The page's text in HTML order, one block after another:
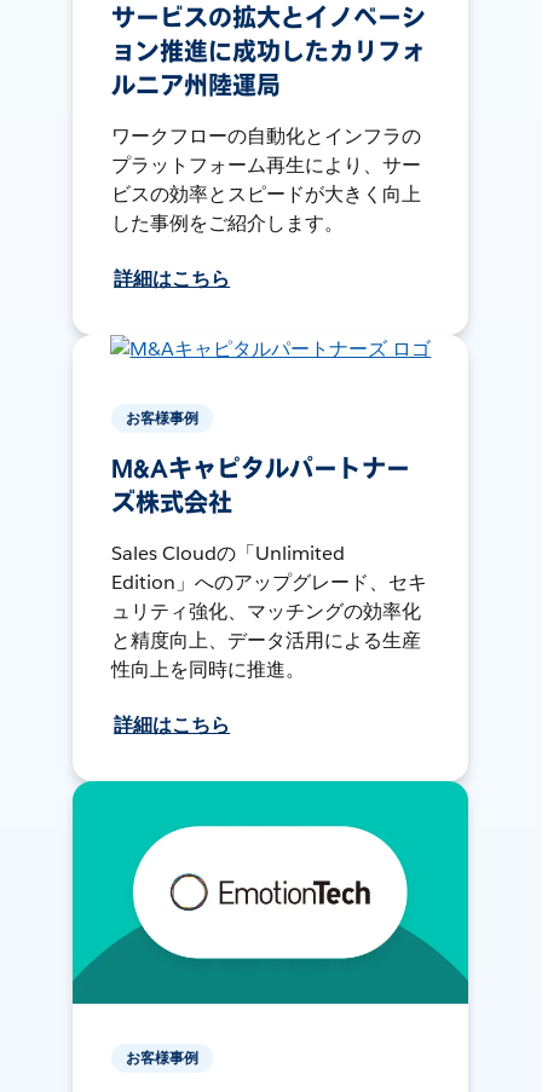
サービスの拡大とイノベーシ
ョン推進に成功したカリフォ
ルニア州陸運局
ワークフローの自動化とインフラの
プラットフォーム再生により、サー
ビスの効率とスピードが大きく向上
した事例をご紹介します。
詳細はこちら
お客様事例
M&Aキャピタルパートナー
ズ株式会社
Sales Cloudの「Unlimited
Edition」へのアップグレード、セキ
ュリティ強化、マッチングの効率化
と精度向上、データ活用による生産
性向上を同時に推進。
詳細はこちら
お客様事例